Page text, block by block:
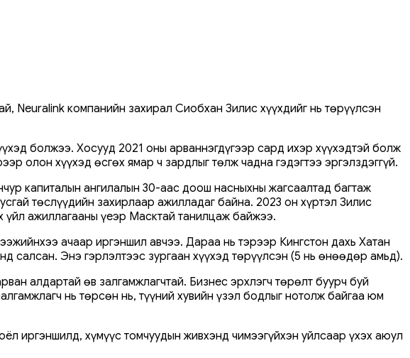
Neuralink компанийн захирал Сиобхан Зилис хүүхдийг нь төрүүлсэн
болжээ. Хосууд 2021 оны арваннэгдүгээр сард ихэр хүүхэдтэй болж
олон хүүхэд өсгөх ямар ч зардлыг төлж чадна гэдэгтээ эргэлздэггүй.
капиталын ангилалын 30-аас доош насныхны жагсаалтад багтаж
төслүүдийн захирлаар ажилладаг байна. 2023 он хүртэл Зилис
үйл ажиллагааны үеэр Масктай танилцаж байжээ.
ачаар иргэншил авчээ. Дараа нь тэрээр Кингстон дахь Хатан
Энэ гэрлэлтээс зургаан хүүхэд төрүүлсэн (5 нь өнөөдөр амьд).
алдартай өв залгамжлагчтай. Бизнес эрхлэгч төрөлт буурч буй
нь төрсөн нь, түүний хувийн үзэл бодлыг нотолж байгаа юм
иргэншилд, хүмүүс томчуудын живхэнд чимээгүйхэн уйлсаар үхэх аюул